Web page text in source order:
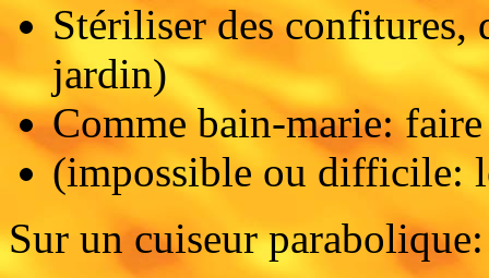
Stériliser des confitures,
jardin)
Comme bain-marie:
(impossible ou difficile:
Sur un cuiseur parabolique: